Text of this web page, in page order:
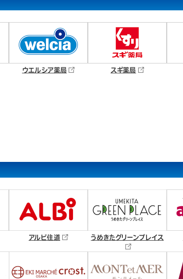
ウエルシア薬局 スギ薬局
アルビ住道 うめきたグリーンプレイス